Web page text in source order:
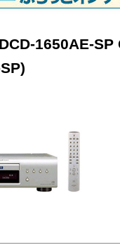
1650AE-